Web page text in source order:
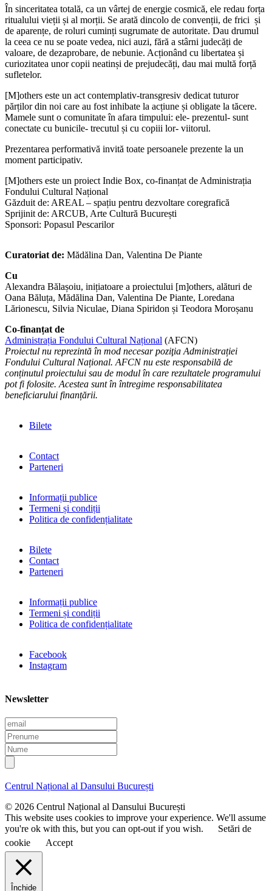
În sinceritatea totală, ca un vârtej de energie cosmică, ele redau forța
ritualului vieții și al morții. Se arată dincolo de convenții, de frici și
de aparențe, de roluri cuminți sugrumate de autoritate. Dau drumul
la ceea ce nu se poate vedea, nici auzi, fără a stârni judecăți de
valoare, de dezaprobare, de nebunie. Acționând cu libertatea și
curiozitatea unor copii neatinși de prejudecăți, dau mai multă forță
sufletelor.
[M]others este un act contemplativ-transgresiv dedicat tuturor
părților din noi care au fost inhibate la acțiune și obligate la tăcere.
Mamele sunt o comunitate în afara timpului: ele- prezentul- sunt
conectate cu bunicile- trecutul și cu copiii lor- viitorul.
Prezentarea performativă invită toate persoanele prezente la un
moment participativ.
[M]others este un proiect Indie Box, co-finanțat de Administrația
Fondului Cultural Național
Găzduit de: AREAL – spațiu pentru dezvoltare coregrafică
Sprijinit de: ARCUB, Arte Cultură București
Sponsori: Popasul Pescarilor
Curatoriat de: Mădălina Dan, Valentina De Piante
Cu
Alexandra Bălașoiu, inițiatoare a proiectului [m]others, alături de
Oana Băluța, Mădălina Dan, Valentina De Piante, Loredana
Lărionescu, Silvia Niculae, Diana Spiridon și Teodora Moroșanu
Co-finanțat de
Administrația Fondului Cultural Național (AFCN)
Proiectul nu reprezintă în mod necesar poziţia Administrației
Fondului Cultural Național. AFCN nu este responsabilă de
conținutul proiectului sau de modul în care rezultatele programului
pot fi folosite. Acestea sunt în întregime responsabilitatea
beneficiarului finanțării.
Bilete
Contact
Parteneri
Informații publice
Termeni și condiții
Politica de confidențialitate
Bilete
Contact
Parteneri
Informații publice
Termeni și condiții
Politica de confidențialitate
Facebook
Instagram
Newsletter
E
m
a
i
l
P
r
e
n
m
N
u
m
e
Centrul Național al Dansului București
© 2026 Centrul Național al Dansului București
This website uses cookies to improve your experience. We'll assume
you're ok with this, but you can opt-out if you wish.
Setări de
cookie
Accept
Închide